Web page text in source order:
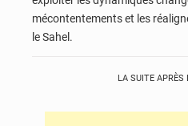
mécontentements et les
le Sahel.
LA SUITE APRÈS